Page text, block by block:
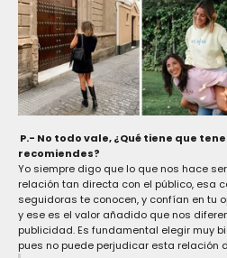
P.- No todo vale, ¿Qué tiene que
recomiendes?
Yo siempre digo que lo que nos hace
relación tan directa con el público, esa
seguidoras te conocen, y confían en tu
y ese es el valor añadido que nos
publicidad. Es fundamental elegir muy
pues no puede perjudicar esta relación